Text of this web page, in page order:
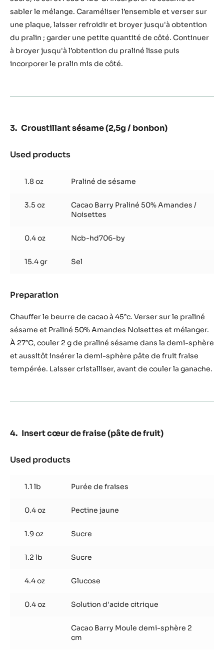
sabler le mélange. Caraméliser l’ensemble et verser sur
une plaque, laisser refroidir et broyer jusqu'à obtention
du pralin ; garder une petite quantité de côté. Continuer
à broyer jusqu'à l’obtention du praliné lisse puis
incorporer le pralin mis de côté.
Croustillant sésame (2,5g / bonbon)
Used products
sésame
(2,5g
bonbon)
1.8 oz Praliné de sésame
3.5 oz
Cacao Barry Praliné 50% Amandes /
Noisettes
0.4 oz Ncb-hd706-by
15.4 gr Sel
Preparation
sésame
(2,5g
bonbon)
Chauffer le beurre de cacao à 45°c. Verser sur le praliné
sésame et Praliné 50% Amandes Noisettes et mélanger.
À 27°C, couler 2 g de praliné sésame dans la demi-sphère
et aussitôt insérer la demi-sphère pâte de fruit fraise
tempérée. Laisser cristalliser, avant de couler la ganache.
Insert cœur de fraise (pâte de fruit)
Used products
cœur
de
(pâte
fruit)
1.1 lb Purée de fraises
0.4 oz Pectine jaune
1.9 oz Sucre
1.2 lb Sucre
4.4 oz Glucose
0.4 oz Solution d'acide citrique
Cacao Barry Moule demi-sphère 2
cm